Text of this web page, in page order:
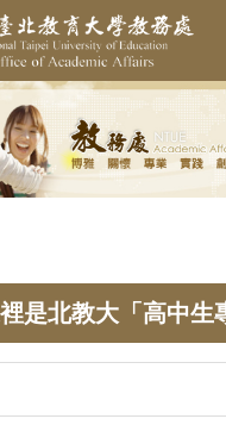
是北教大「高中生